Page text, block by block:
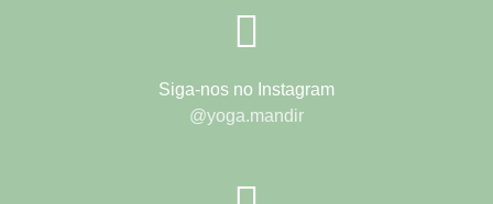
Siga-nos no Instagram
@yoga.mandir